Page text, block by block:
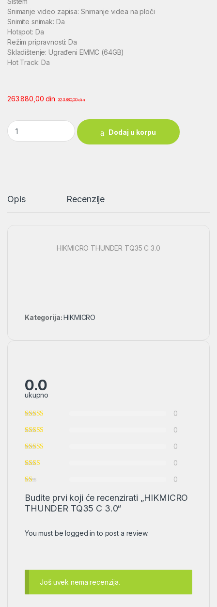
Snimanje video zapisa: Snimanje videa na ploči
Snimite snimak: Da
Hotspot: Da
Režim pripravnosti: Da
Skladištenje: Ugrađeni EMMC (64GB)
Hot Track: Da
263.880,00din 323.880,00din
HIKMICRO THUNDER TQ35 C 3.0 quantity
Dodaj u korpu
Opis Recenzije
HIKMICRO THUNDER TQ35 C 3.0
Kategorija:HIKMICRO
0.0
ukupno
0
0
0
0
0
Budite prvi koji će recenzirati „HIKMICRO
THUNDER TQ35 C 3.0“
You must belogged in to post a review.
Još uvek nema recenzija.